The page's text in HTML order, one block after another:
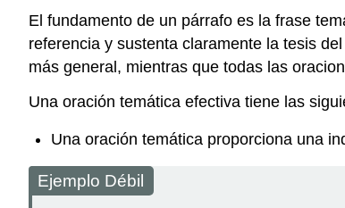
El fundamento de un párrafo es la frase
referencia y sustenta claramente la tesis
más general, mientras que todas las
Una oración temática efectiva tiene las
Una oración temática proporciona una
Ejemplo Débil